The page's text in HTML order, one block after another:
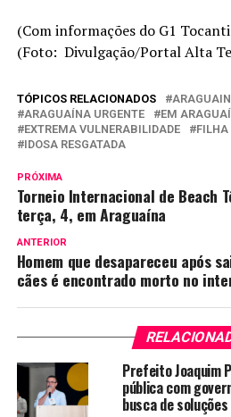
(Com informações do G1
(Foto: Divulgação/Portal Alta
TÓPICOS RELACIONADOS
ARAGUAÍNA URGENTE
EM
EXTREMA VULNERABILIDADE
FILHA
IDOSA RESGATADA
PRÓXIMA
Torneio Internacional de Beach
terça, 4, em Araguaína
ANTERIOR
Homem que desapareceu após
cães é encontrado morto no
Prefeito Joaquim
pública com
busca de